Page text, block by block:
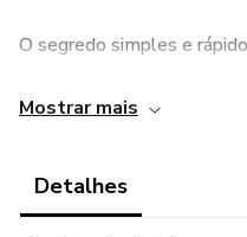
O segredo simples e
Para você que já tentou
Aprenda de uma vez por
Mostrar mais
Detalhes